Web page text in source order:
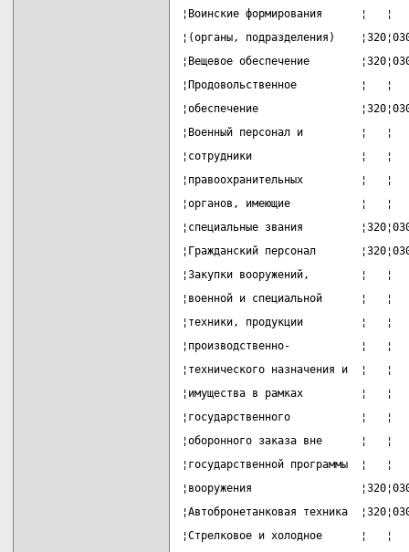
¦Воинские формирования
¦(органы, подразделения)
¦Вещевое обеспечение
¦Продовольственное
¦обеспечение
¦Военный персонал и
¦сотрудники                 ¦
¦правоохранительных
¦органов, имеющие           ¦
¦специальные звания
¦Гражданский персонал
¦Закупки вооружений,
¦военной и специальной
¦техники, продукции
¦производственно-
¦технического назначения
¦имущества в рамках
¦государственного
¦оборонного заказа вне
¦государственной
¦вооружения
¦Автобронетанковая техника
¦Стрелковое и холодное